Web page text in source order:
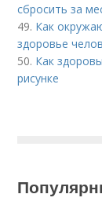
сбросить за
49. Как
здоровье
50. Как
рисунке